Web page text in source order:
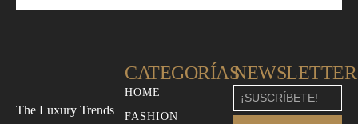
The Luxury Trends
CATEGORÍAS
HOME
FASHION
NEWSLETTER